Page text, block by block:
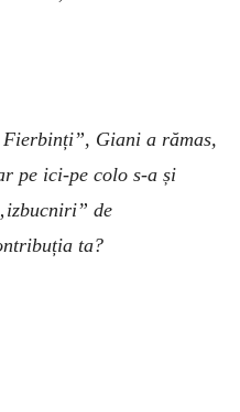
Giani a rămas,
pe ici-pe colo s-a și
de
ta?